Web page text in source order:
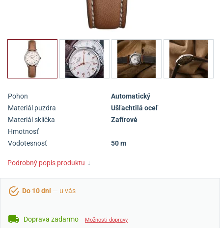
Pohon
Automatický
Materiál puzdra
Ušľachtilá oceľ
Materiál sklíčka
Zafírové
Hmotnosť
Vodotesnosť
50 m
Podrobný popis produktu ↓
Do 10 dní — u vás
Doprava zadarmo Možnosti dopravy